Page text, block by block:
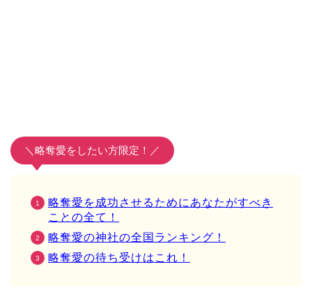
＼略奪愛をしたい方限定！／
略奪愛を成功させるためにあなたがすべき
ことの全て！
略奪愛の神社の全国ランキング！
略奪愛の待ち受けはこれ！